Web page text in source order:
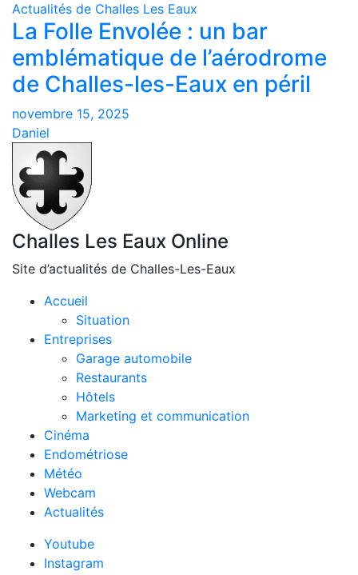
Actualités de Challes Les Eaux
La Folle Envolée : un bar
emblématique de l’aérodrome
de Challes-les-Eaux en péril
novembre 15, 2025
Daniel
Challes Les Eaux Online
Site d’actualités de Challes-Les-Eaux
Accueil
Situation
Entreprises
Garage automobile
Restaurants
Hôtels
Marketing et communication
Cinéma
Endométriose
Météo
Webcam
Actualités
Youtube
Instagram